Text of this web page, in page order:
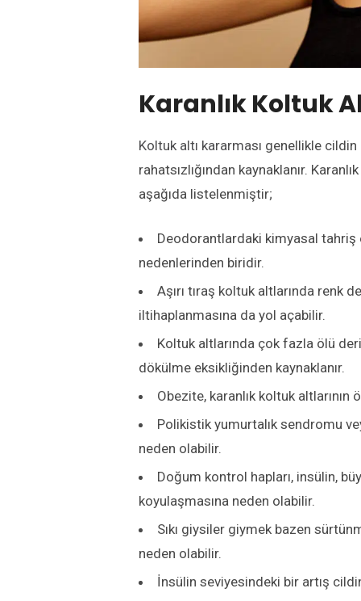
Karanlık Koltuk
Koltuk altı kararması genellikle cildin
rahatsızlığından kaynaklanır.
aşağıda listelenmiştir;
Deodorantlardaki kimyasal tahriş
nedenlerinden biridir.
Aşırı tıraş koltuk altlarında renk
iltihaplanmasına da yol açabilir.
Koltuk altlarında çok fazla ölü
dökülme eksikliğinden kaynaklanır.
Obezite, karanlık koltuk
Polikistik yumurtalık sendromu
neden olabilir.
Doğum kontrol hapları, insülin,
koyulaşmasına neden olabilir.
Sıkı giysiler giymek bazen
neden olabilir.
İnsülin seviyesindeki bir artış